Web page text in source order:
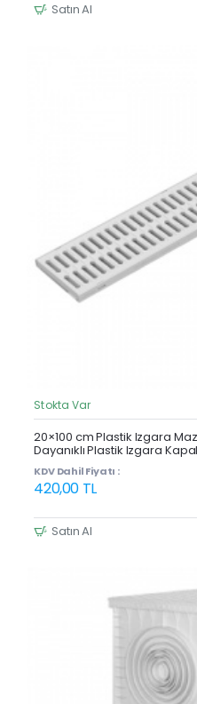
Satın Al
Stokta Var
20×100 cm Plastik Izgara
Dayanıklı Plastik Izgara
KDV Dahil Fiyatı :
420,00 TL
Satın Al